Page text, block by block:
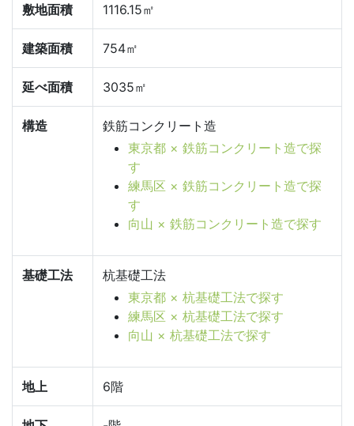
敷地面積 1116.15㎡
建築面積 754㎡
延べ面積 3035㎡
構造
鉄筋コンクリート造
東京都 × 鉄筋コンクリート造で探
す
練馬区 × 鉄筋コンクリート造で探
す
向山 × 鉄筋コンクリート造で探す
基礎工法
杭基礎工法
東京都 × 杭基礎工法で探す
練馬区 × 杭基礎工法で探す
向山 × 杭基礎工法で探す
地上 6階